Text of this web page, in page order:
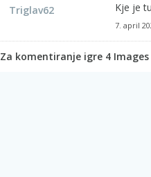
Triglav62 Kje je
7. april
Za komentiranje igre 4 Images